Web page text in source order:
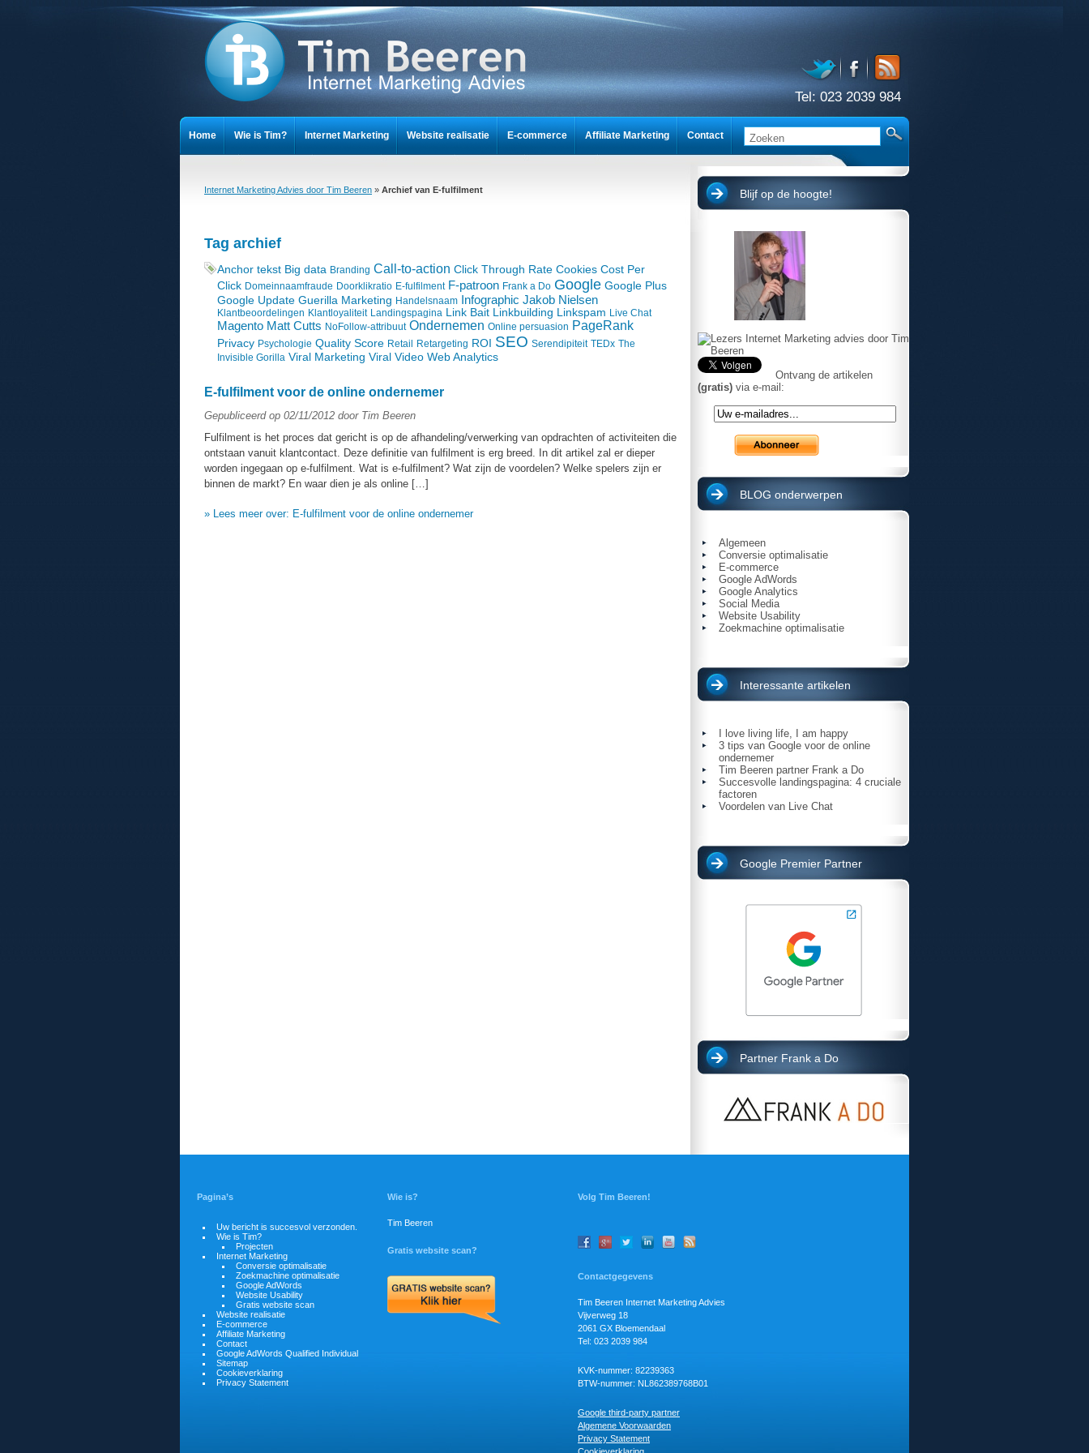
Tel:023 2039 984
Home Wie is Tim? Internet Marketing Website realisatie E-commerce Affiliate Marketing Contact
Internet Marketing Advies door Tim Beeren » Archief van E-fulfilment
Tag archief
Anchor tekst Big data Branding Call-to-action Click Through Rate Cookies Cost Per
Click Domeinnaamfraude Doorklikratio E-fulfilment F-patroon Frank a Do Google Google Plus
Google Update Guerilla Marketing Handelsnaam Infographic Jakob Nielsen
Klantbeoordelingen Klantloyaliteit Landingspagina Link Bait Linkbuilding Linkspam Live Chat
Magento Matt Cutts NoFollow-attribuut Ondernemen Online persuasion PageRank
Privacy Psychologie Quality Score Retail Retargeting ROI SEO Serendipiteit TEDx The
Invisible Gorilla Viral Marketing Viral Video Web Analytics
E-fulfilment voor de online ondernemer
Gepubliceerd op 02/11/2012 door Tim Beeren
Fulfilment is het proces dat gericht is op de afhandeling/verwerking van opdrachten of activiteiten die
ontstaan vanuit klantcontact. Deze definitie van fulfilment is erg breed. In dit artikel zal er dieper
worden ingegaan op e-fulfilment. Wat is e-fulfilment? Wat zijn de voordelen? Welke spelers zijn er
binnen de markt? En waar dien je als online […]
» Lees meer over: E-fulfilment voor de online ondernemer
Blijf op de hoogte!
Ontvang de artikelen
(gratis) via e-mail:
BLOG onderwerpen
Algemeen
Conversie optimalisatie
E-commerce
Google AdWords
Google Analytics
Social Media
Website Usability
Zoekmachine optimalisatie
Interessante artikelen
I love living life, I am happy
3 tips van Google voor de online
ondernemer
Tim Beeren partner Frank a Do
Succesvolle landingspagina: 4 cruciale
factoren
Voordelen van Live Chat
Google Premier Partner
Partner Frank a Do
Pagina’s
Uw bericht is succesvol verzonden.
Wie is Tim?
Projecten
Internet Marketing
Conversie optimalisatie
Zoekmachine optimalisatie
Google AdWords
Website Usability
Gratis website scan
Website realisatie
E-commerce
Affiliate Marketing
Contact
Google AdWords Qualified Individual
Sitemap
Cookieverklaring
Privacy Statement
Wie is?
Tim Beeren
Gratis website scan?
Volg Tim Beeren!
Contactgegevens
Tim Beeren Internet Marketing Advies
Vijverweg 18
2061 GX Bloemendaal
Tel: 023 2039 984
KVK-nummer: 82239363
BTW-nummer: NL862389768B01
Google third-party partner
Algemene Voorwaarden
Privacy Statement
Cookieverklaring